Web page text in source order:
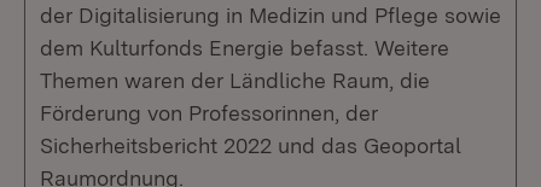
der Digitalisierung in Medizin und Pflege sowie
dem Kulturfonds Energie befasst. Weitere
Themen waren der Ländliche Raum, die
Förderung von Professorinnen, der
Sicherheitsbericht 2022 und das Geoportal
Raumordnung.